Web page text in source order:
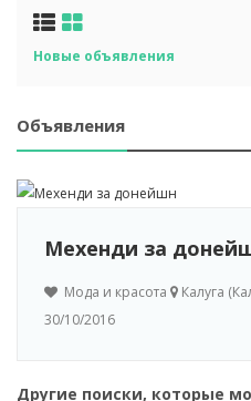
Новые объявления
Объявления
Мехенди за
Мода и красота
Калуга
30/10/2016
Другие поиски, которые